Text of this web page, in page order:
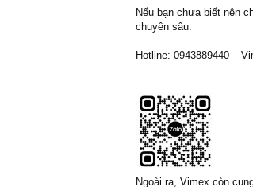
Nếu bạn chưa biết nên
chuyên sâu.
Hotline: 0943889440 –
Ngoài ra, Vimex còn